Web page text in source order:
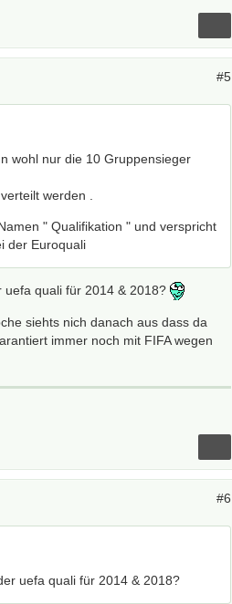
#5
wohl nur die 10 Gruppensieger
werden .
" Qualifikation " und verspricht
der Euroquali
uefa quali für 2014 & 2018?
siehts nich danach aus dass da
immer noch mit FIFA wegen
#6
uefa quali für 2014 & 2018?